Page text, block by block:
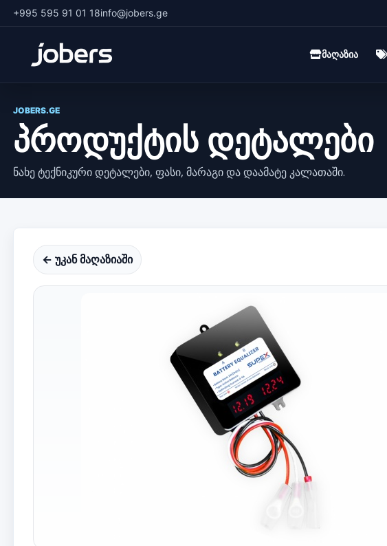
+995 595 91 01 18info@jobers.ge
მაღაზია
JOBERS.GE
პროდუქტის დეტალები
ნახე ტექნიკური დეტალები, ფასი, მარაგი და დაამატე კალათაში.
← უკან მაღაზიაში